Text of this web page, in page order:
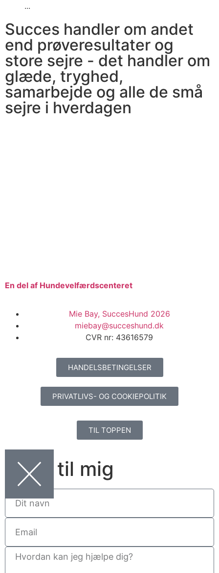
...
Succes handler om andet
end prøveresultater og
store sejre - det handler om
glæde, tryghed,
samarbejde og alle de små
sejre i hverdagen
En del af Hundevelfærdscenteret
Mie Bay, SuccesHund 2026
miebay@succeshund.dk
CVR nr: 43616579
HANDELSBETINGELSER
PRIVATLIVS- OG COOKIEPOLITIK
TIL TOPPEN
Skriv til mig